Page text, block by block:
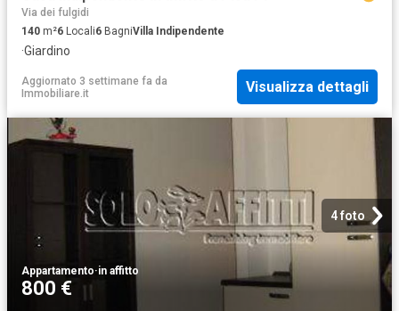
Via dei fulgidi
140 m²6 Locali6 BagniVilla Indipendente
·Giardino
Aggiornato 3 settimane fa da
Immobiliare.it
Visualizza dettagli
4 foto
Appartamento·in affitto
800 €